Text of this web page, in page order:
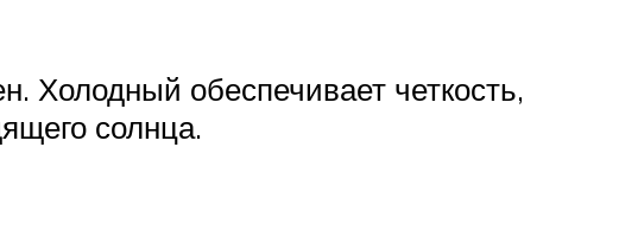
Холодный обеспечивает четкость,
солнца.